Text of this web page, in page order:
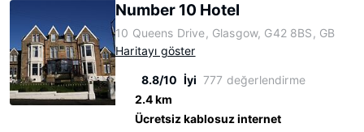
Number 10 Hotel
10 Queens Drive, Glasgow, G42 8BS, GB
Haritayı göster
8.8/10 İyi 777 değerlendirme
2.4 km
Ücretsiz kablosuz internet